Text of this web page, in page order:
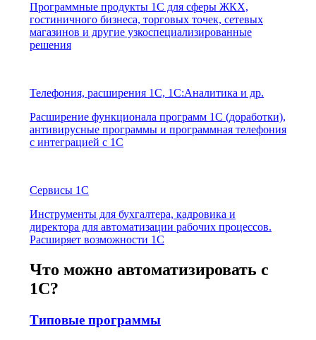
Программные продукты 1С для сферы ЖКХ,
гостиничного бизнеса, торговых точек, сетевых
магазинов и другие узкоспециализированные
решения
Телефония, расширения 1С, 1C:Аналитика и др.
Расширение функционала программ 1С (доработки),
антивирусные программы и программная телефония
с интеграцией с 1С
Сервисы 1С
Инструменты для бухгалтера, кадровика и
директора для автоматизации рабочих процессов.
Расширяет возможности 1С
Что можно автоматизировать с
1С?
Типовые программы